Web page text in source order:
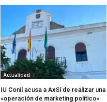
Actualidad
IU Conil acusa a AxSí de realizar una
«operación de marketing político»